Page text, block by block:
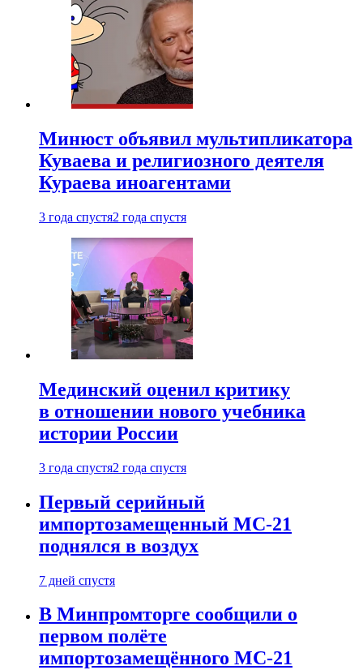
Минюст объявил мультипликатора
Куваева и религиозного деятеля
Кураева иноагентами
3 года спустя2 года спустя
Мединский оценил критику
в отношении нового учебника
истории России
3 года спустя2 года спустя
Первый серийный
импортозамещенный МС-21
поднялся в воздух
7 дней спустя
В Минпромторге сообщили о
первом полёте
импортозамещённого МС-21